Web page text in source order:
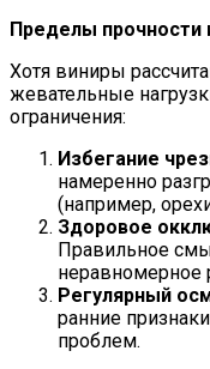
Пределы прочности
Хотя виниры
жевательные
ограничения:
Избегание
намеренно
(например,
Здоровое
Правильное
неравномерное
Регулярный
ранние
проблем.